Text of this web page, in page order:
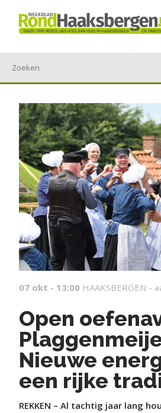
07 okt - 13:00 HAAKSBERGEN -
Open
Nieuwe
een rijke
REKKEN – Al tachtig jaar lang